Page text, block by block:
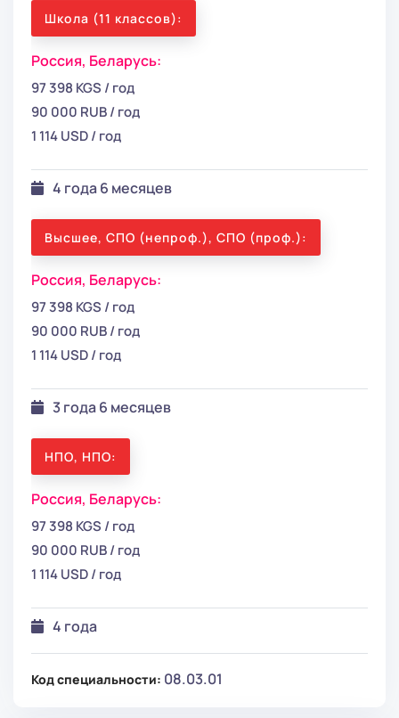
Школа (11 классов):
Россия, Беларусь:
97 398 KGS / год
90 000 RUB / год
1 114 USD / год
4 года 6 месяцев
Высшее, СПО (непроф.), СПО (проф.):
Россия, Беларусь:
97 398 KGS / год
90 000 RUB / год
1 114 USD / год
3 года 6 месяцев
НПО, НПО:
Россия, Беларусь:
97 398 KGS / год
90 000 RUB / год
1 114 USD / год
4 года
Код специальности: 08.03.01